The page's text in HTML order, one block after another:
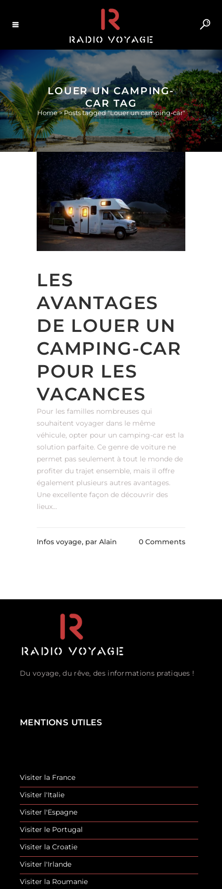
LOUER UN CAMPING-
CAR TAG
Home>Posts tagged "Louer un camping-car"
LES
AVANTAGES
DE LOUER UN
CAMPING-CAR
POUR LES
VACANCES
Pour les familles nombreuses qui
souhaitent voyager dans le même
véhicule, opter pour un camping-car est la
solution parfaite. Ce genre de voiture ne
permet pas seulement à tout le monde de
profiter du trajet ensemble, mais il offre
également plusieurs autres avantages.
Une excellente façon de découvrir des
lieux...
Infos voyage, par Alain 0 Comments
Du voyage, du rêve, des informations pratiques !
MENTIONS UTILES
Visiter la France
Visiter l'Italie
Visiter l'Espagne
Visiter le Portugal
Visiter la Croatie
Visiter l'Irlande
Visiter la Roumanie